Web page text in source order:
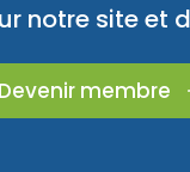
notre site et
Devenir membre